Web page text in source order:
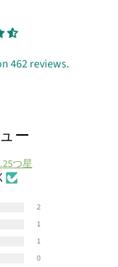
462 reviews.
ー
つ星
2
1
1
0